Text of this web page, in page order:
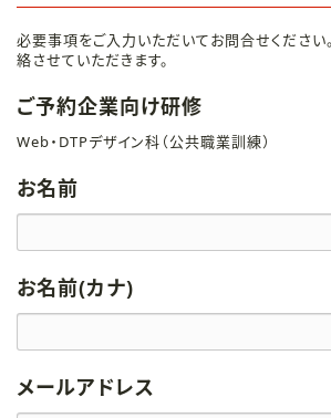
必要事項をご入力いただいてお問合せください
絡させていただきます。
ご予約企業向け研修
Web・DTPデザイン科（公共職業訓練）
お名前
お名前(カナ)
メールアドレス